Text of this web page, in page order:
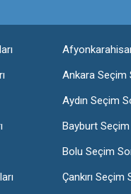
Ankara Seçim
Aydın Seçim
Bayburt Seçim
Bolu Seçim
Çankırı Seçim